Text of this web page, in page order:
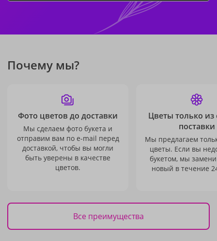
Почему мы?
Фото цветов до доставки
Мы сделаем фото букета и
отправим вам по e-mail перед
доставкой, чтобы вы могли
быть уверены в качестве
цветов.
Цветы только из
поставки
Мы предлагаем
цветы. Если вы
букетом, мы
новый в течение
Все преимущества